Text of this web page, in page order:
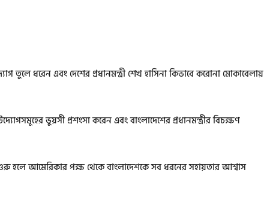
তুলে ধরেন এবং দেশের প্রধানমন্ত্রী শেখ হাসিনা কিভাবে করোনা মোকাবেলায়
ভুয়সী প্রশংসা করেন এবং বাংলাদেশের প্রধানমন্ত্রীর বিচক্ষণ
হলে আমেরিকার পক্ষ থেকে বাংলাদেশকে সব ধরনের সহায়তার আশ্বাস